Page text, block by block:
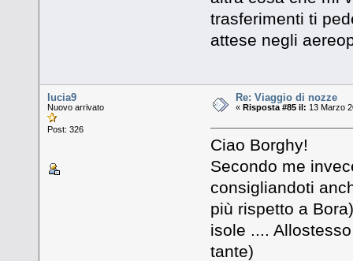
trasferimenti ti
attese negli
lucia9
Nuovo arrivato
Post: 326
Re: Viaggio di nozze
«Risposta #85 il: 13 Marzo
Ciao Borghy!
Secondo me
consigliandoti
più rispetto a
isole ....
tante)